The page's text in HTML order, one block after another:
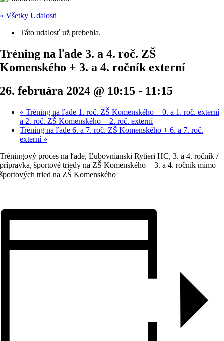
« Všetky Udalosti
Táto udalosť už prebehla.
Tréning na ľade 3. a 4. roč. ZŠ
Komenského + 3. a 4. ročník externí
26. februára 2024 @ 10:15 - 11:15
« Tréning na ľade 1. roč. ZŠ Komenského + 0. a 1. roč. externí
a 2. roč. ZŠ Komenského + 2. roč. externí
Tréning na ľade 6. a 7. roč. ZŠ Komenského + 6. a 7. roč.
externí »
Tréningový proces na ľade, Ľubovnianski Rytieri HC, 3. a 4. ročník /
prípravka, športové triedy na ZŠ Komenského + 3. a 4. ročník mimo
športových tried na ZŠ Komenského